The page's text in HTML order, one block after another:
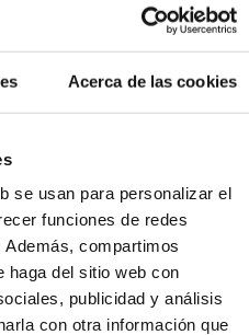
Acerca de las cookies
se usan para personalizar el
funciones de redes
compartimos
haga del sitio web con
publicidad y análisis
con otra información que